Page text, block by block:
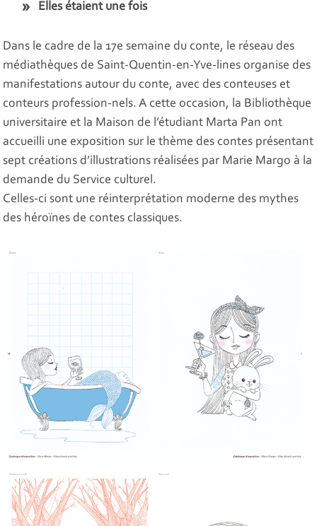
Elles étaient une fois
Dans le cadre de la 17e semaine du conte, le réseau des
médiathèques de Saint-Quentin-en-Yve-lines organise des
manifestations autour du conte, avec des conteuses et
conteurs profession-nels. A cette occasion, la Bibliothèque
universitaire et la Maison de l’étudiant Marta Pan ont
accueilli une exposition sur le thème des contes présentant
sept créations d’illustrations réalisées par Marie Margo à la
demande du Service culturel.
Celles-ci sont une réinterprétation moderne des mythes
des héroïnes de contes classiques.